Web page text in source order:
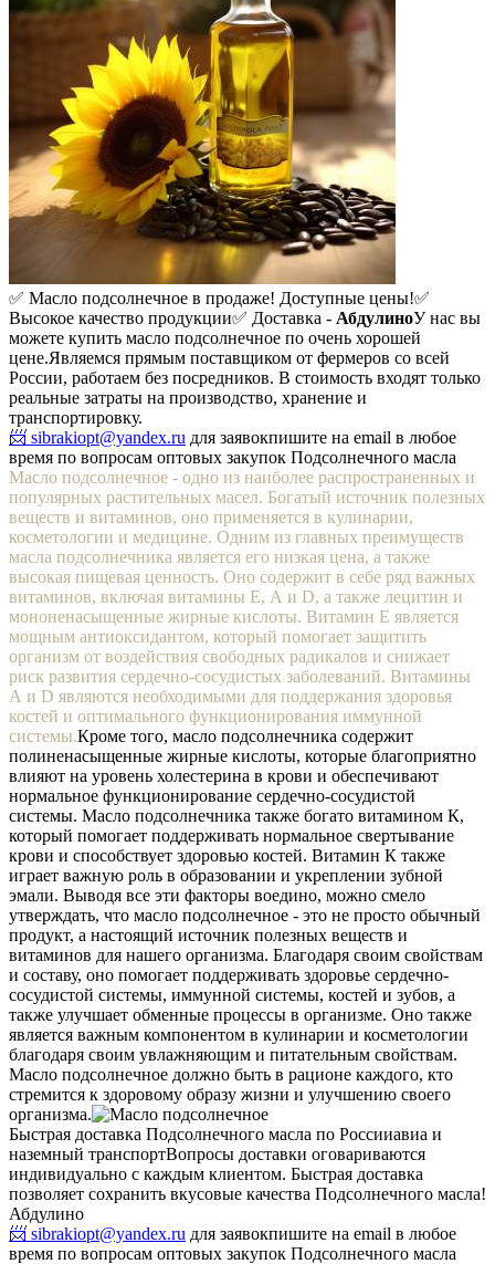
✅ Масло подсолнечное в продаже! Доступные цены!✅
Высокое качество продукции✅ Доставка - АбдулиноУ нас вы
можете купить масло подсолнечное по очень хорошей
цене.Являемся прямым поставщиком от фермеров со всей
России, работаем без посредников. В стоимость входят только
реальные затраты на производство, хранение и
транспортировку.
📨 sibrakiopt@yandex.ru для заявокпишите на email в любое
время по вопросам оптовых закупок Подсолнечного масла
Масло подсолнечное - одно из наиболее распространенных и
популярных растительных масел. Богатый источник полезных
веществ и витаминов, оно применяется в кулинарии,
косметологии и медицине. Одним из главных преимуществ
масла подсолнечника является его низкая цена, а также
высокая пищевая ценность. Оно содержит в себе ряд важных
витаминов, включая витамины Е, А и D, а также лецитин и
мононенасыщенные жирные кислоты. Витамин Е является
мощным антиоксидантом, который помогает защитить
организм от воздействия свободных радикалов и снижает
риск развития сердечно-сосудистых заболеваний. Витамины
А и D являются необходимыми для поддержания здоровья
костей и оптимального функционирования иммунной
системы.Кроме того, масло подсолнечника содержит
полиненасыщенные жирные кислоты, которые благоприятно
влияют на уровень холестерина в крови и обеспечивают
нормальное функционирование сердечно-сосудистой
системы. Масло подсолнечника также богато витамином К,
который помогает поддерживать нормальное свертывание
крови и способствует здоровью костей. Витамин К также
играет важную роль в образовании и укреплении зубной
эмали. Выводя все эти факторы воедино, можно смело
утверждать, что масло подсолнечное - это не просто обычный
продукт, а настоящий источник полезных веществ и
витаминов для нашего организма. Благодаря своим свойствам
и составу, оно помогает поддерживать здоровье сердечно-
сосудистой системы, иммунной системы, костей и зубов, а
также улучшает обменные процессы в организме. Оно также
является важным компонентом в кулинарии и косметологии
благодаря своим увлажняющим и питательным свойствам.
Масло подсолнечное должно быть в рационе каждого, кто
стремится к здоровому образу жизни и улучшению своего
организма.
Быстрая доставка Подсолнечного масла по Россииавиа и
наземный транспортВопросы доставки оговариваются
индивидуально с каждым клиентом. Быстрая доставка
позволяет сохранить вкусовые качества Подсолнечного масла!
Абдулино
📨 sibrakiopt@yandex.ru для заявокпишите на email в любое
время по вопросам оптовых закупок Подсолнечного масла